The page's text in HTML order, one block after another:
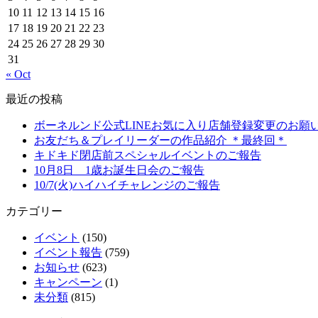
10 11 12 13 14 15 16
17 18 19 20 21 22 23
24 25 26 27 28 29 30
31
« Oct
最近の投稿
ボーネルンド公式LINEお気に入り店舗登録変更のお願
お友だち＆プレイリーダーの作品紹介 ＊最終回＊
キドキド閉店前スペシャルイベントのご報告
10月8日 1歳お誕生日会のご報告
10/7(火)ハイハイチャレンジのご報告
カテゴリー
イベント (150)
イベント報告 (759)
お知らせ (623)
キャンペーン (1)
未分類 (815)